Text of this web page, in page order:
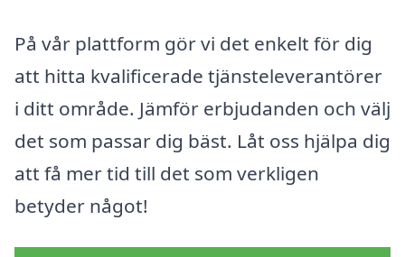
På vår plattform gör vi det enkelt för dig
att hitta kvalificerade tjänsteleverantörer
i ditt område. Jämför erbjudanden och välj
det som passar dig bäst. Låt oss hjälpa dig
att få mer tid till det som verkligen
betyder något!